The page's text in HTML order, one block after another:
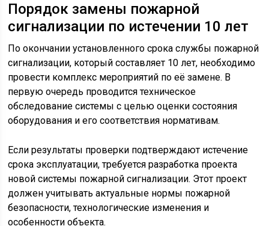
Порядок замены пожарной
сигнализации по истечении 10 лет
По окончании установленного срока службы пожарной
сигнализации, который составляет 10 лет, необходимо
провести комплекс мероприятий по её замене. В
первую очередь проводится техническое
обследование системы с целью оценки состояния
оборудования и его соответствия нормативам.
Если результаты проверки подтверждают истечение
срока эксплуатации, требуется разработка проекта
новой системы пожарной сигнализации. Этот проект
должен учитывать актуальные нормы пожарной
безопасности, технологические изменения и
особенности объекта.